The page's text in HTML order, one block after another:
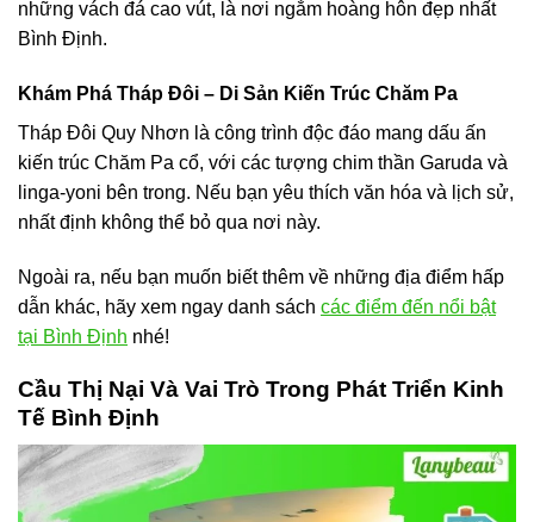
những vách đá cao vút, là nơi ngắm hoàng hôn đẹp nhất
Bình Định.
Khám Phá Tháp Đôi – Di Sản Kiến Trúc Chăm Pa
Tháp Đôi Quy Nhơn là công trình độc đáo mang dấu ấn
kiến trúc Chăm Pa cổ, với các tượng chim thần Garuda và
linga-yoni bên trong. Nếu bạn yêu thích văn hóa và lịch sử,
nhất định không thể bỏ qua nơi này.
Ngoài ra, nếu bạn muốn biết thêm về những địa điểm hấp
dẫn khác, hãy xem ngay danh sách các điểm đến nổi bật
tại Bình Định nhé!
Cầu Thị Nại Và Vai Trò Trong Phát Triển Kinh
Tế Bình Định